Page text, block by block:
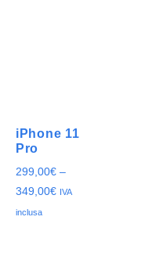
iPhone 11
Pro
299,00€ –
349,00€ IVA
inclusa